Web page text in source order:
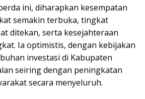
ini, diharapkan kesempatan
semakin terbuka, tingkat
ditekan, serta kesejahteraan
Ia optimistis, dengan kebijakan
investasi di Kabupaten
seiring dengan peningkatan
secara menyeluruh.